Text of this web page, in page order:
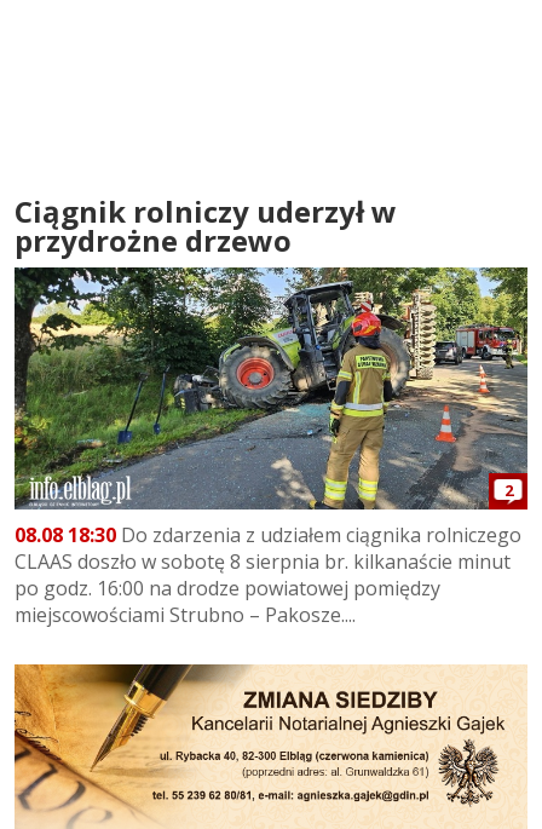
Ciągnik rolniczy uderzył w
przydrożne drzewo
2
08.08 18:30 Do zdarzenia z udziałem ciągnika rolniczego
CLAAS doszło w sobotę 8 sierpnia br. kilkanaście minut
po godz. 16:00 na drodze powiatowej pomiędzy
miejscowościami Strubno – Pakosze....